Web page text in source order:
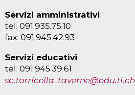
Servizi amministrativi
tel: 091.935.75.10
fax: 091.945.42.93
Servizi educativi
tel: 091.945.39.61
sc.torricella-taverne@edu.ti.ch